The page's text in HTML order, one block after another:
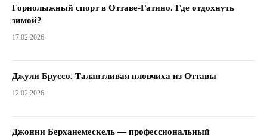
Горнолыжный спорт в Оттаве-Гатино. Где отдохнуть
зимой?
17.02.2026
Джули Бруссо. Талантливая пловчиха из Оттавы
12.02.2026
Джонни Берханемескель — профессиональный